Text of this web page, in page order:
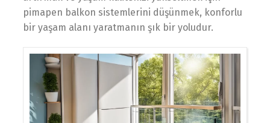
pimapen balkon sistemlerini düşünmek, konforlu
bir yaşam alanı yaratmanın şık bir yoludur.